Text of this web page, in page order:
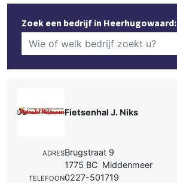
Zoek een bedrijf in Heerhugowaard:
Fietsenhal J. Niks
ADRESBrugstraat 9
1775 BC Middenmeer
TELEFOON0227-501719